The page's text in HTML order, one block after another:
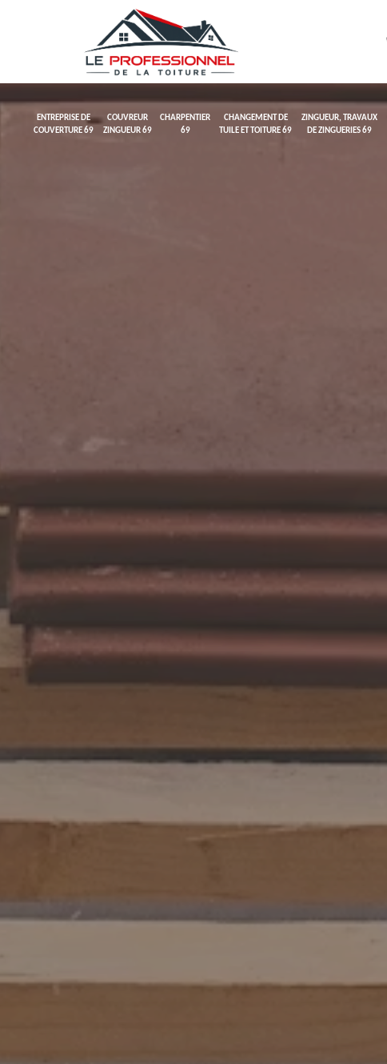
ENTREPRISE DE
COUVERTURE 69
COUVREUR
ZINGUEUR 69
CHARPENTIER
69
CHANGEMENT DE
TUILE ET TOITURE 69
ZINGUEUR, TRAVAUX
DE ZINGUERIES 69